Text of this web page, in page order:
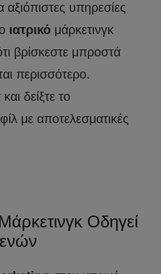
υπηρεσίες
ιατρικό μάρκετινγκ
βρίσκεστε μπροστά
περισσότερο.
δείξτε το
με αποτελεσματικές
Οδηγεί